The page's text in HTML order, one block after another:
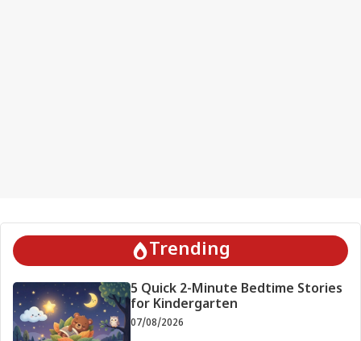
Trending
5 Quick 2-Minute Bedtime Stories
for Kindergarten
07/08/2026